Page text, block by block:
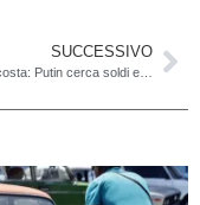
SUCCESSIVO
La guerra costa: Putin cerca soldi e consenso mentre l’economia rallenta